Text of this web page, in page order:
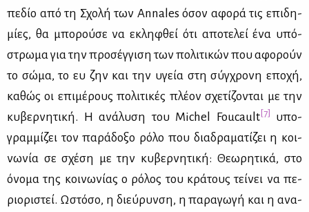
πε­δίο από τη Σχο­λή των Annales όσον αφο­ρά τις επι­δη­
μί­ες, θα μπο­ρού­σε να εκλη­φθεί ότι απο­τε­λεί ένα υπό­
στρω­μα για την προ­σέγ­γι­ση των πο­λι­τι­κών που αφο­ρούν
το σώ­μα, το ευ ζην και την υγεία στη σύγ­χρο­νη επο­χή,
κα­θώς οι επι­μέ­ρους πο­λι­τι­κές πλέ­ον σχε­τί­ζο­νται με την
κυ­βερ­νη­τι­κή. H ανά­λυ­ση του Michel Foucault[7]
υπο­
γραμ­μί­ζει τον πα­ρά­δο­ξο ρό­λο που δια­δρα­μα­τί­ζει η κοι­
νω­νία σε σχέ­ση με την κυ­βερ­νη­τι­κή: Θε­ω­ρη­τι­κά, στο
όνο­μα της κοι­νω­νί­ας ο ρό­λος του κρά­τους τεί­νει να πε­
ριο­ρι­στεί. Ωστό­σο, η διεύ­ρυν­ση, η πα­ρα­γω­γή και η ανα­